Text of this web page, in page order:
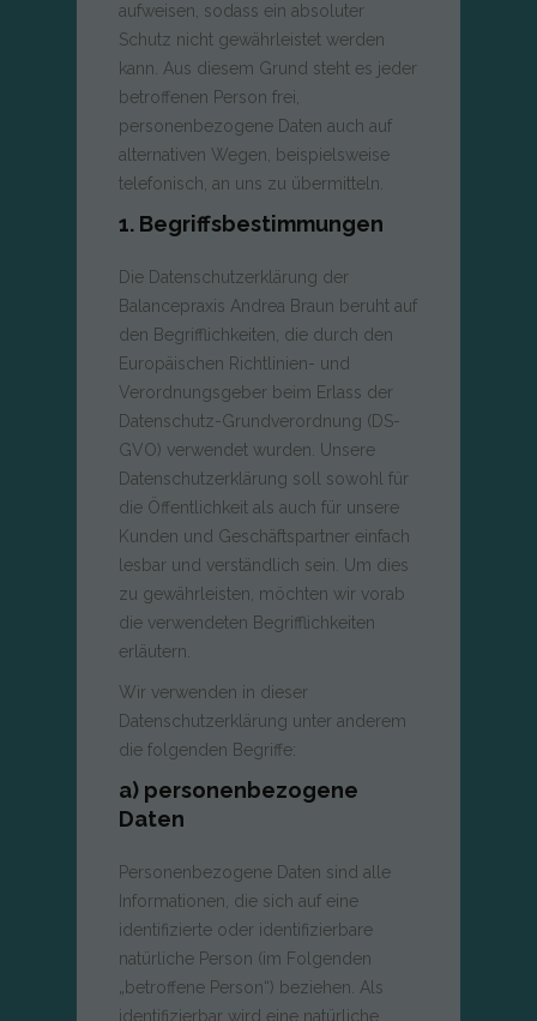
aufweisen, sodass ein absoluter
Schutz nicht gewährleistet werden
kann. Aus diesem Grund steht es jeder
betroffenen Person frei,
personenbezogene Daten auch auf
alternativen Wegen, beispielsweise
telefonisch, an uns zu übermitteln.
1. Begriffsbestimmungen
Die Datenschutzerklärung der
Balancepraxis Andrea Braun beruht auf
den Begrifflichkeiten, die durch den
Europäischen Richtlinien- und
Verordnungsgeber beim Erlass der
Datenschutz-Grundverordnung (DS-
GVO) verwendet wurden. Unsere
Datenschutzerklärung soll sowohl für
die Öffentlichkeit als auch für unsere
Kunden und Geschäftspartner einfach
lesbar und verständlich sein. Um dies
zu gewährleisten, möchten wir vorab
die verwendeten Begrifflichkeiten
erläutern.
Wir verwenden in dieser
Datenschutzerklärung unter anderem
die folgenden Begriffe:
a) personenbezogene
Daten
Personenbezogene Daten sind alle
Informationen, die sich auf eine
identifizierte oder identifizierbare
natürliche Person (im Folgenden
„betroffene Person“) beziehen. Als
identifizierbar wird eine natürliche